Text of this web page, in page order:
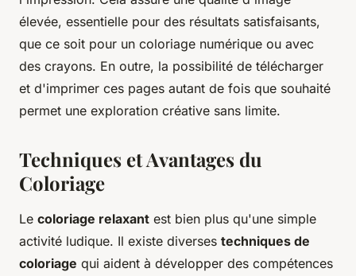
élevée, essentielle pour des résultats satisfaisants,
que ce soit pour un coloriage numérique ou avec
des crayons. En outre, la possibilité de télécharger
et d'imprimer ces pages autant de fois que souhaité
permet une exploration créative sans limite.
Techniques et Avantages du
Coloriage
Le coloriage relaxant est bien plus qu'une simple
activité ludique. Il existe diverses techniques de
coloriage qui aident à développer des compétences